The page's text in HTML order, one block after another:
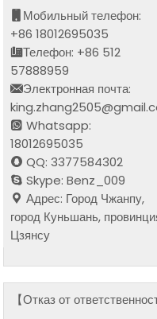
Мобильный телефон:
+86 18012695035
Телефон: +86 512
57888959
Электронная почта:
Whatsapp:
18012695035
QQ: 3377584302
Skype: Benz_009
Адрес: Город Чжанпу,
город Куньшань,
Цзянсу
【Отказ от